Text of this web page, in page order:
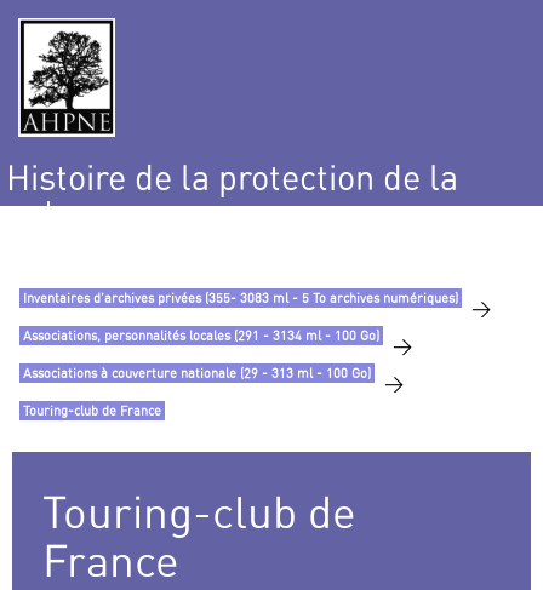
Histoire de la protection de la
nature
Inventaires d’archives privées (355- 3083 ml - 5 To archives numériques) >
Associations, personnalités locales (291 - 3134 ml - 100 Go) >
Associations à couverture nationale (29 - 313 ml - 100 Go) >
Touring-club de France
Touring-club de
France